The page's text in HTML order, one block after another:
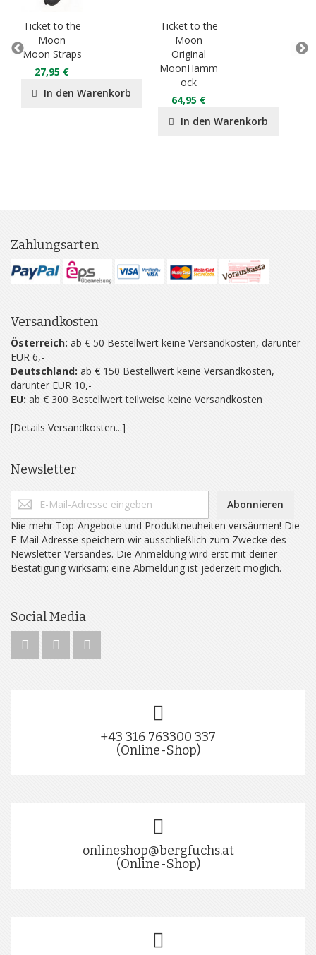
Ticket to the
Moon
Moon Straps
27,95 €
In den Warenkorb
Ticket to the
Moon
Original
MoonHamm
ock
64,95 €
In den Warenkorb
Zahlungsarten
Versandkosten
Österreich: ab € 50 Bestellwert keine Versandkosten, darunter
EUR 6,-
Deutschland: ab € 150 Bestellwert keine Versandkosten,
darunter EUR 10,-
EU: ab € 300 Bestellwert teilweise keine Versandkosten
[Details Versandkosten...]
Newsletter
Abonnieren
Nie mehr Top-Angebote und Produktneuheiten versäumen! Die
E-Mail Adresse speichern wir ausschließlich zum Zwecke des
Newsletter-Versandes. Die Anmeldung wird erst mit deiner
Bestätigung wirksam; eine Abmeldung ist jederzeit möglich.
Social Media
+43 316 763300 337
(Online-Shop)
onlineshop@bergfuchs.at
(Online-Shop)